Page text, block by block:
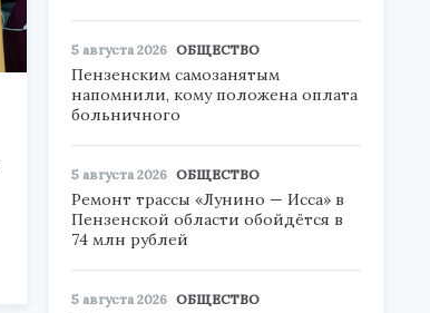
5 августа 2026 ОБЩЕСТВО
Пензенским самозанятым
напомнили, кому положена оплата
больничного
5 августа 2026 ОБЩЕСТВО
Ремонт трассы «Лунино — Исса» в
Пензенской области обойдётся в
74 млн рублей
5 августа 2026 ОБЩЕСТВО